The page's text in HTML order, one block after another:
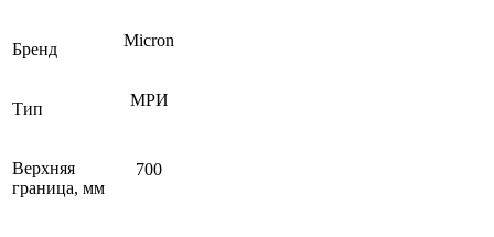
Бренд Micron
Тип МРИ
Верхняя
граница, мм
700